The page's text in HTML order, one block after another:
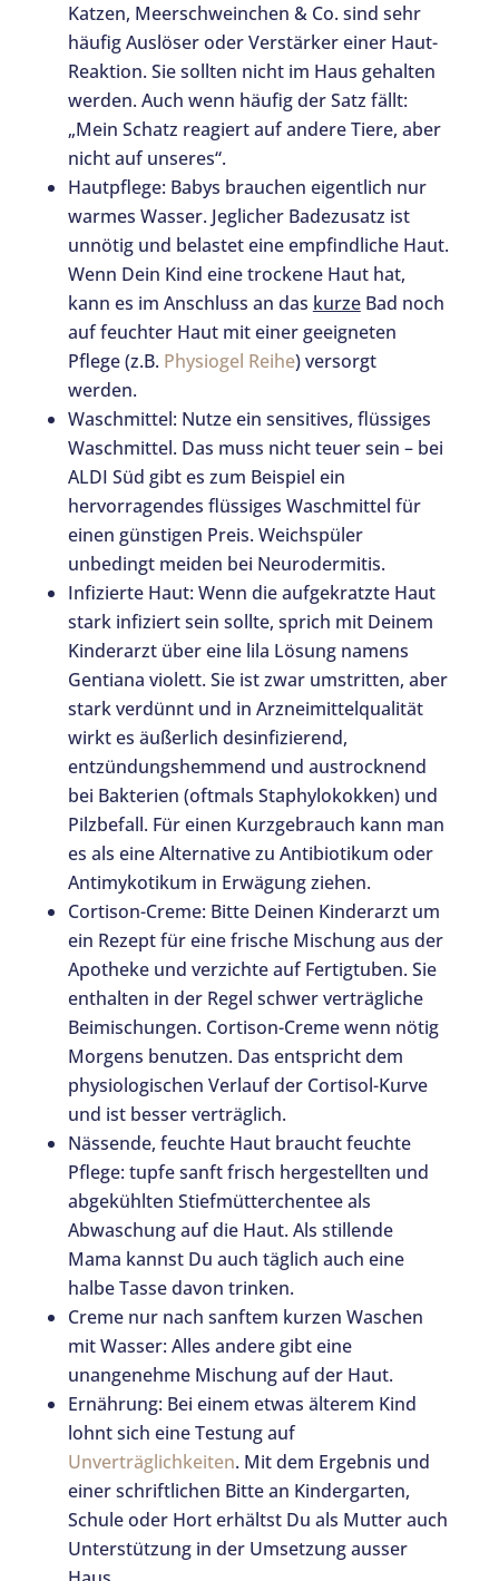
Katzen, Meerschweinchen & Co. sind sehr
häufig Auslöser oder Verstärker einer Haut-
Reaktion. Sie sollten nicht im Haus gehalten
werden. Auch wenn häufig der Satz fällt:
„Mein Schatz reagiert auf andere Tiere, aber
nicht auf unseres“.
Hautpflege: Babys brauchen eigentlich nur
warmes Wasser. Jeglicher Badezusatz ist
unnötig und belastet eine empfindliche Haut.
Wenn Dein Kind eine trockene Haut hat,
kann es im Anschluss an das kurzeBad noch
auf feuchter Haut mit einer geeigneten
Pflege (z.B. Physiogel Reihe) versorgt
werden.
Waschmittel: Nutze ein sensitives, flüssiges
Waschmittel. Das muss nicht teuer sein – bei
ALDI Süd gibt es zum Beispiel ein
hervorragendes flüssiges Waschmittel für
einen günstigen Preis. Weichspüler
unbedingt meiden bei Neurodermitis.
Infizierte Haut: Wenn die aufgekratzte Haut
stark infiziert sein sollte, sprich mit Deinem
Kinderarzt über eine lila Lösung namens
Gentiana violett. Sie ist zwar umstritten, aber
stark verdünnt und in Arzneimittelqualität
wirkt es äußerlich desinfizierend,
entzündungshemmend und austrocknend
bei Bakterien (oftmals Staphylokokken) und
Pilzbefall. Für einen Kurzgebrauch kann man
es als eine Alternative zu Antibiotikum oder
Antimykotikum in Erwägung ziehen.
Cortison-Creme: Bitte Deinen Kinderarzt um
ein Rezept für eine frische Mischung aus der
Apotheke und verzichte auf Fertigtuben. Sie
enthalten in der Regel schwer verträgliche
Beimischungen. Cortison-Creme wenn nötig
Morgens benutzen. Das entspricht dem
physiologischen Verlauf der Cortisol-Kurve
und ist besser verträglich.
Nässende, feuchte Haut braucht feuchte
Pflege: tupfe sanft frisch hergestellten und
abgekühlten Stiefmütterchentee als
Abwaschung auf die Haut. Als stillende
Mama kannst Du auch täglich auch eine
halbe Tasse davon trinken.
Creme nur nach sanftem kurzen Waschen
mit Wasser: Alles andere gibt eine
unangenehme Mischung auf der Haut.
Ernährung: Bei einem etwas älterem Kind
lohnt sich eine Testung auf
Unverträglichkeiten. Mit dem Ergebnis und
einer schriftlichen Bitte an Kindergarten,
Schule oder Hort erhältst Du als Mutter auch
Unterstützung in der Umsetzung ausser